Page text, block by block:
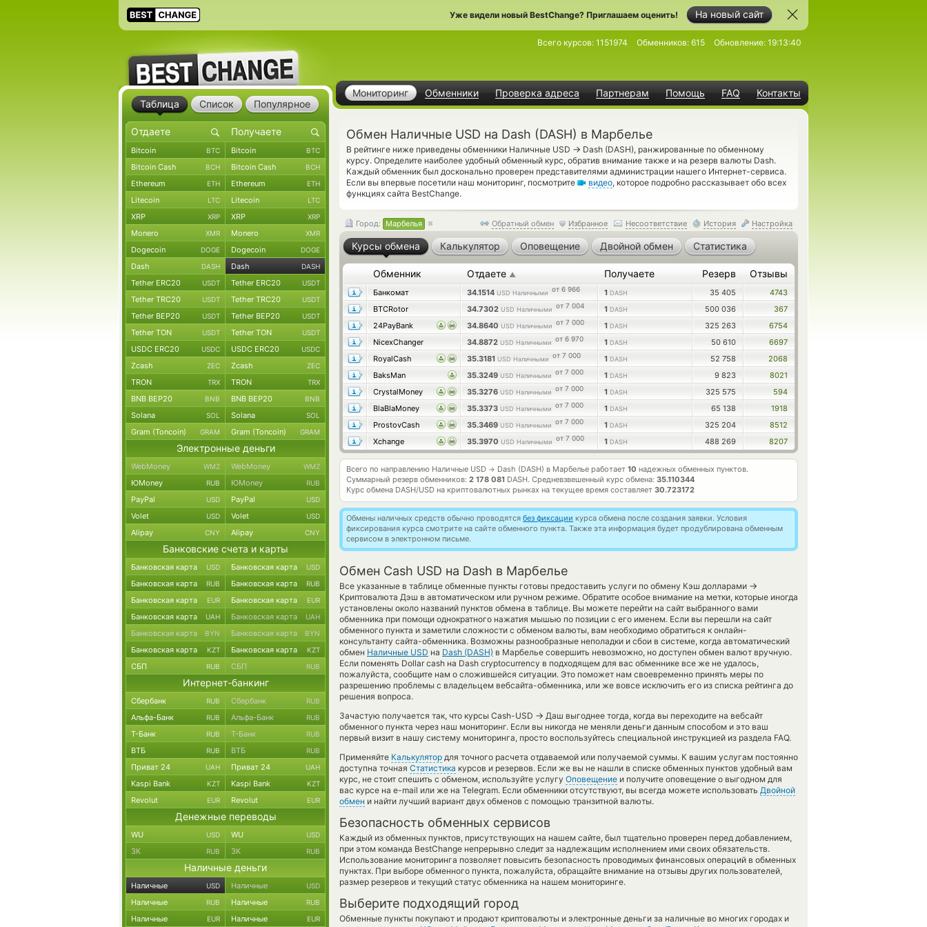
На новый сайт
Уже видели новый BestChange? Приглашаем оценить!
Мониторинг Обменники Проверка адреса Партнерам Помощь FAQ Контакты
Всего курсов: 1151974 Обменников: 615 Обновление: 19:13:40
Обмен Наличные USD на Dash (DASH) в Марбелье
В рейтинге ниже приведены обменники Наличные USD → Dash (DASH), ранжированные по обменному
курсу. Определите наиболее удобный обменный курс, обратив внимание также и на резерв валюты Dash.
Каждый обменник был досконально проверен представителями администрации нашего Интернет-сервиса.
Если вы впервые посетили наш мониторинг, посмотрите
видео, которое подробно рассказывает обо всех
функциях сайта BestChange.
Обратный обмен Избранное Несоответствие История Настройка
Город: Марбелья
Курсы обмена Калькулятор Оповещение Двойной обмен Статистика
Обменник Отдаете ▲ Получаете Резерв Отзывы
Банкомат 34.1514 USD Наличными от 6 966 1 DASH 35 405
4743
BTCRotor
34.7302 USD Наличными от 7 004 1 DASH 500 036
367
24PayBank
34.8640 USD Наличными от 7 000 1 DASH 325 263
6754
NicexChanger
34.8872 USD Наличными от 6 970 1 DASH 50 610
6697
RoyalCash
35.3181 USD Наличными от 7 000 1 DASH 52 758
2068
BaksMan
35.3249 USD Наличными от 7 000 1 DASH 9 823
8021
CrystalMoney
35.3276 USD Наличными от 7 000 1 DASH 325 575
594
BlaBlaMoney
35.3373 USD Наличными от 7 000 1 DASH 65 138
1918
ProstovCash
35.3469 USD Наличными от 7 000 1 DASH 325 204
8512
Xchange
35.3970 USD Наличными от 7 000 1 DASH 488 269 8207
Всего по направлению Наличные USD → Dash (DASH) в Марбелье работает 10 надежных обменных пунктов.
Суммарный резерв обменников: 2 178 081 DASH. Средневзвешенный курс обмена: 35.110344
Курс обмена DASH/USD на криптовалютных рынках на текущее время составляет 30.723172
Обмены наличных средств обычно проводятся без фиксации курса обмена после создания заявки. Условия
фиксирования курса смотрите на сайте обменного пункта. Также эта информация будет продублирована обменным
сервисом в электронном письме.
Обмен Cash USD на Dash в Марбелье
Все указанные в таблице обменные пункты готовы предоставить услуги по обмену Кэш долларами →
Криптовалюта Дэш в автоматическом или ручном режиме. Обратите особое внимание на метки, которые иногда
установлены около названий пунктов обмена в таблице. Вы можете перейти на сайт выбранного вами
обменника при помощи однократного нажатия мышью по позиции с его именем. Если вы перешли на сайт
обменного пункта и заметили сложности с обменом валюты, вам необходимо обратиться к онлайн-
консультанту сайта-обменника. Возможны разнообразные неполадки и сбои в системе, когда автоматический
обмен Наличные USD на Dash (DASH) в Марбелье совершить невозможно, но доступен обмен валют вручную.
Если поменять Dollar cash на Dash cryptocurrency в подходящем для вас обменнике все же не удалось,
пожалуйста, сообщите нам о сложившейся ситуации. Это поможет нам своевременно принять меры по
разрешению проблемы с владельцем вебсайта-обменника, или же вовсе исключить его из списка рейтинга до
решения вопроса.
Зачастую получается так, что курсы Cash-USD → Даш выгоднее тогда, когда вы переходите на вебсайт
обменного пункта через наш мониторинг. Если вы никогда не меняли деньги данным способом и это ваш
первый визит в нашу систему мониторинга, просто воспользуйтесь специальной инструкцией из раздела FAQ.
Применяйте Калькулятор для точного расчета отдаваемой или получаемой суммы. К вашим услугам постоянно
доступна точная Статистика курсов и резервов. Если же вы не нашли в списке обменных пунктов удобный вам
курс, не стоит спешить с обменом, используйте услугу Оповещение и получите оповещение о выгодном для
вас курсе на e-mail или же на Telegram. Если обменники отсутствуют, вы всегда можете использовать Двойной
обмен и найти лучший вариант двух обменов с помощью транзитной валюты.
Безопасность обменных сервисов
Каждый из обменных пунктов, присутствующих на нашем сайте, был тщательно проверен перед добавлением,
при этом команда BestChange непрерывно следит за надлежащим исполнением ими своих обязательств.
Использование мониторинга позволяет повысить безопасность проводимых финансовых операций в обменных
пунктах. При выборе обменного пункта, пожалуйста, обращайте внимание на отзывы других пользователей,
размер резервов и текущий статус обменника на нашем мониторинге.
Выберите подходящий город
Обменные пункты покупают и продают криптовалюты и электронные деньги за наличные во многих городах и
Таблица Список Популярное
Bitcoin BTC Bitcoin BTC
Bitcoin Cash BCH Bitcoin Cash BCH
Ethereum ETH Ethereum ETH
Litecoin LTC Litecoin LTC
XRP XRP XRP XRP
Monero XMR Monero XMR
Dogecoin DOGE Dogecoin DOGE
Dash DASH Dash DASH
Tether ERC20 USDT Tether ERC20 USDT
Tether TRC20 USDT Tether TRC20 USDT
Tether BEP20 USDT Tether BEP20 USDT
Tether TON USDT Tether TON USDT
USDC ERC20 USDC USDC ERC20 USDC
Zcash ZEC Zcash ZEC
TRON TRX TRON TRX
BNB BEP20 BNB BNB BEP20 BNB
Solana SOL Solana SOL
Gram (Toncoin) GRAM Gram (Toncoin) GRAM
Электронные деньги
WebMoney WMZ WebMoney WMZ
ЮMoney RUB ЮMoney RUB
PayPal USD PayPal USD
Volet USD Volet USD
Alipay CNY Alipay CNY
Банковские счета и карты
Банковская карта USD Банковская карта USD
Банковская карта RUB Банковская карта RUB
Банковская карта EUR Банковская карта EUR
Банковская карта UAH Банковская карта UAH
Банковская карта BYN Банковская карта BYN
Банковская карта KZT Банковская карта KZT
СБП RUB СБП RUB
Интернет-банкинг
Сбербанк RUB Сбербанк RUB
Альфа-Банк RUB Альфа-Банк RUB
Т-Банк RUB Т-Банк RUB
ВТБ RUB ВТБ RUB
Приват 24 UAH Приват 24 UAH
Kaspi Bank KZT Kaspi Bank KZT
Revolut EUR Revolut EUR
Денежные переводы
WU USD WU USD
ЗК RUB ЗК RUB
Наличные деньги
Наличные USD Наличные USD
Наличные RUB Наличные RUB
Наличные EUR Наличные EUR